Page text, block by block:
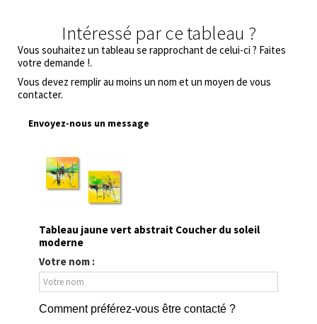
Intéressé par ce tableau ?
Vous souhaitez un tableau se rapprochant de celui-ci ? Faites
votre demande !.
Vous devez remplir au moins un nom et un moyen de vous
contacter.
Envoyez-nous un message
Tableau jaune vert abstrait Coucher du soleil
moderne
Votre nom :
Comment préférez-vous être contacté ?